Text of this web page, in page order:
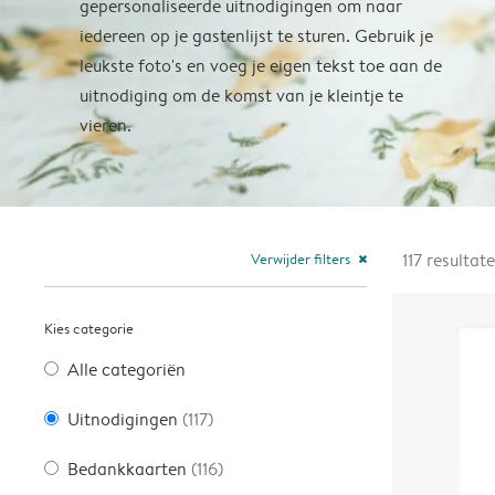
gepersonaliseerde uitnodigingen om naar
iedereen op je gastenlijst te sturen. Gebruik je
leukste foto's en voeg je eigen tekst toe aan de
uitnodiging om de komst van je kleintje te
vieren.
Verwijder filters close
Kies categorie
Alle categoriën
Uitnodigingen (117)
Bedankkaarten (116)
117